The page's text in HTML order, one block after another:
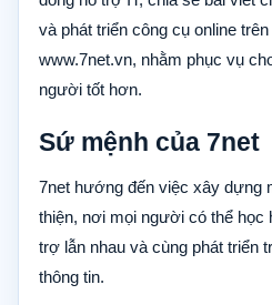
và phát triển công cụ online
www.7net.vn, nhằm phục vụ
người tốt hơn.
Sứ mệnh của 7net
7net hướng đến việc xây dựng
thiện, nơi mọi người có thể học
trợ lẫn nhau và cùng phát triển
thông tin.